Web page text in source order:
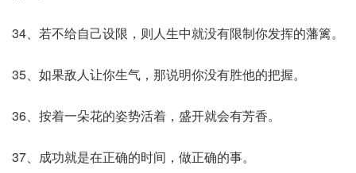
34、若不给自己设限，则人生中就没有限制你发挥的藩篱。
35、如果敌人让你生气，那说明你没有胜他的把握。
36、按着一朵花的姿势活着，盛开就会有芳香。
37、成功就是在正确的时间，做正确的事。